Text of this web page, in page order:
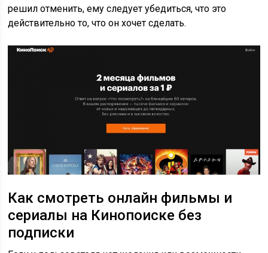
решил отменить, ему следует убедиться, что это
действительно то, что он хочет сделать.
Как смотреть онлайн фильмы и
сериалы на Кинопоиске без
подписки